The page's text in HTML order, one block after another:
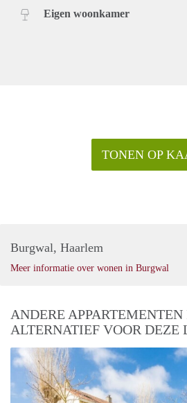
Eigen woonkamer
TONEN OP
Burgwal, Haarlem
Meer informatie over wonen in Burgwal
ANDERE
ALTERNATIEF VOOR DEZE